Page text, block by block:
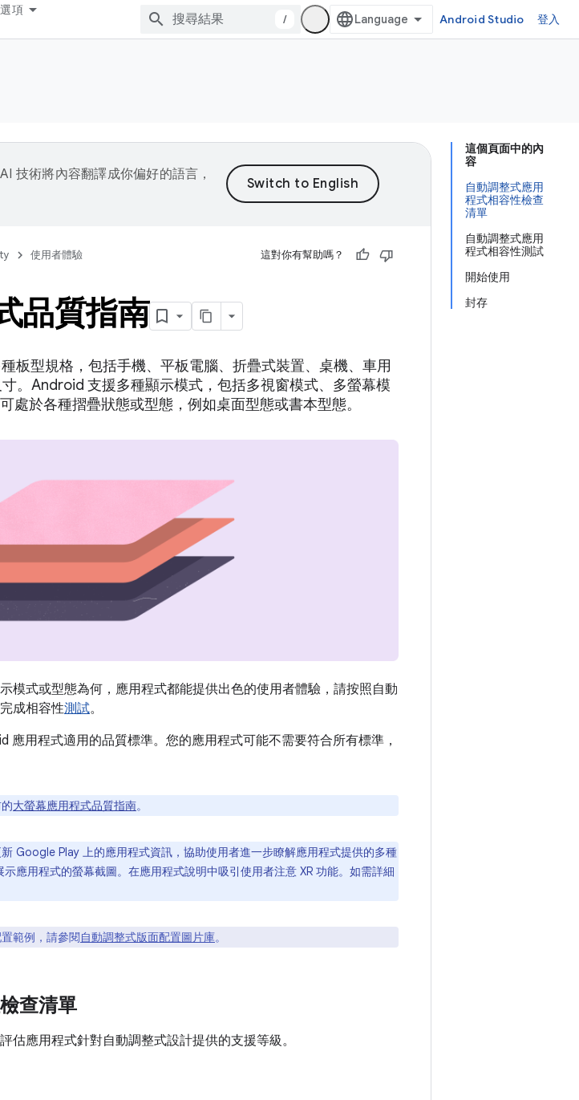
項
/ Android Studio 登入
這個頁面中的內
容
自動調整式應用
程式相容性檢查
清單
自動調整式應用
程式相容性測試
開始使用
封存
技術將內容翻譯成你偏好的語言，
使用者體驗 這對你有幫助嗎？
品質指南
板型規格，包括手機、平板電腦、折疊式裝置、桌機、車用
。Android 支援多種顯示模式，包括多視窗模式、多螢幕模
處於各種摺疊狀態或型態，例如桌面型態或書本型態。
模式或型態為何，應用程式都能提供出色的使用者體驗，請按照自動
成相容性測試。
應用程式適用的品質標準。您的應用程式可能不需要符合所有標準，
大螢幕應用程式品質指南。
Google Play 上的應用程式資訊，協助使用者進一步瞭解應用程式提供的多種
應用程式的螢幕截圖。在應用程式說明中吸引使用者注意 XR 功能。如需詳細
範例，請參閱自動調整式版面配置圖片庫。
查清單
估應用程式針對自動調整式設計提供的支援等級。